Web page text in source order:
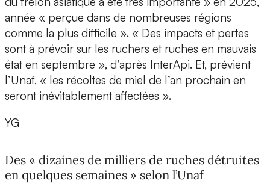
année « perçue dans de nombreuses régions
comme la plus difficile ». « Des impacts et pertes
sont à prévoir sur les ruchers et ruches en mauvais
état en septembre », d’après InterApi. Et, prévient
l’Unaf, « les récoltes de miel de l’an prochain en
seront inévitablement affectées ».
YG
Des « dizaines de milliers de ruches détruites
en quelques semaines » selon l’Unaf